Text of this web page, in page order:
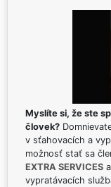
Myslíte si, že ste
človek?
v sťahovacích a
možnosť stať sa
EXTRA SERVICES
vypratávacích